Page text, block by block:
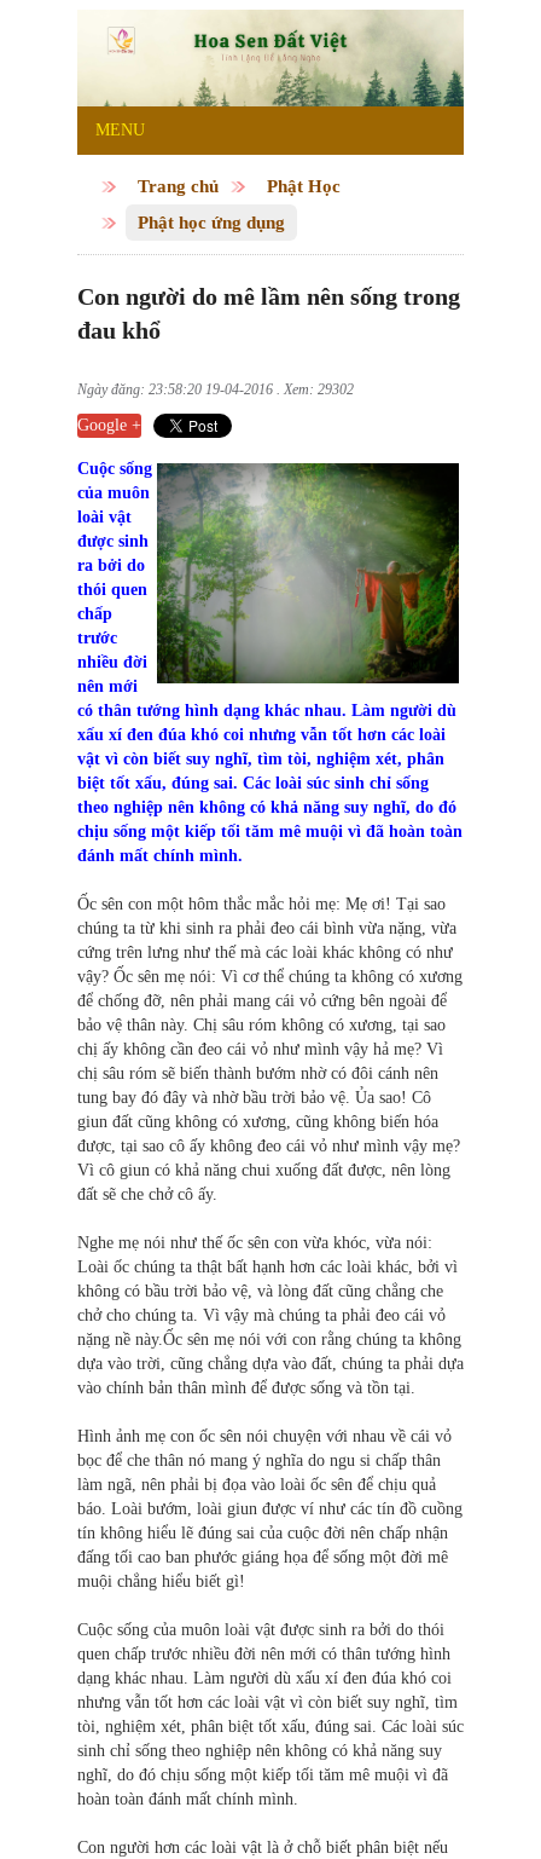
MENU
Trang chủ
Phật Học
Phật học ứng dụng
Con người do mê lầm nên sống trong
đau khổ
Ngày đăng: 23:58:20 19-04-2016 . Xem: 29302
Google +
Cuộc sống
của muôn
loài vật
được sinh
ra bởi do
thói quen
chấp
trước
nhiều đời
nên mới
có thân tướng hình dạng khác nhau. Làm người dù
xấu xí đen đúa khó coi nhưng vẫn tốt hơn các loài
vật vì còn biết suy nghĩ, tìm tòi, nghiệm xét, phân
biệt tốt xấu, đúng sai. Các loài súc sinh chỉ sống
theo nghiệp nên không có khả năng suy nghĩ, do đó
chịu sống một kiếp tối tăm mê muội vì đã hoàn toàn
đánh mất chính mình.
Ốc sên con một hôm thắc mắc hỏi mẹ: Mẹ ơi! Tại sao
chúng ta từ khi sinh ra phải đeo cái bình vừa nặng, vừa
cứng trên lưng như thế mà các loài khác không có như
vậy? Ốc sên mẹ nói: Vì cơ thể chúng ta không có xương
để chống đỡ, nên phải mang cái vỏ cứng bên ngoài để
bảo vệ thân này. Chị sâu róm không có xương, tại sao
chị ấy không cần đeo cái vỏ như mình vậy hả mẹ? Vì
chị sâu róm sẽ biến thành bướm nhờ có đôi cánh nên
tung bay đó đây và nhờ bầu trời bảo vệ. Ủa sao! Cô
giun đất cũng không có xương, cũng không biến hóa
được, tại sao cô ấy không đeo cái vỏ như mình vậy mẹ?
Vì cô giun có khả năng chui xuống đất được, nên lòng
đất sẽ che chở cô ấy.
Nghe mẹ nói như thế ốc sên con vừa khóc, vừa nói:
Loài ốc chúng ta thật bất hạnh hơn các loài khác, bởi vì
không có bầu trời bảo vệ, và lòng đất cũng chẳng che
chở cho chúng ta. Vì vậy mà chúng ta phải đeo cái vỏ
nặng nề này.Ốc sên mẹ nói với con rằng chúng ta không
dựa vào trời, cũng chẳng dựa vào đất, chúng ta phải dựa
vào chính bản thân mình để được sống và tồn tại.
Hình ảnh mẹ con ốc sên nói chuyện với nhau về cái vỏ
bọc để che thân nó mang ý nghĩa do ngu si chấp thân
làm ngã, nên phải bị đọa vào loài ốc sên để chịu quả
báo. Loài bướm, loài giun được ví như các tín đồ cuồng
tín không hiểu lẽ đúng sai của cuộc đời nên chấp nhận
đấng tối cao ban phước giáng họa để sống một đời mê
muội chẳng hiểu biết gì!
Cuộc sống của muôn loài vật được sinh ra bởi do thói
quen chấp trước nhiều đời nên mới có thân tướng hình
dạng khác nhau. Làm người dù xấu xí đen đúa khó coi
nhưng vẫn tốt hơn các loài vật vì còn biết suy nghĩ, tìm
tòi, nghiệm xét, phân biệt tốt xấu, đúng sai. Các loài súc
sinh chỉ sống theo nghiệp nên không có khả năng suy
nghĩ, do đó chịu sống một kiếp tối tăm mê muội vì đã
hoàn toàn đánh mất chính mình.
Con người hơn các loài vật là ở chỗ biết phân biệt nếu